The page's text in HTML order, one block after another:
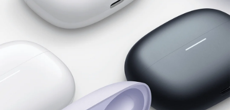
Bežični zvuk visoke
razlučivosti
Certifikat LDAC